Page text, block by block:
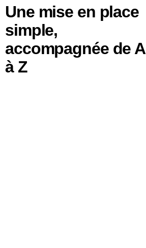
Une mise en place
simple,
accompagnée de A
à Z